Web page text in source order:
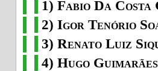
1) Fabio Da
2) Igor Tenório
3) Renato Luiz
4) Hugo